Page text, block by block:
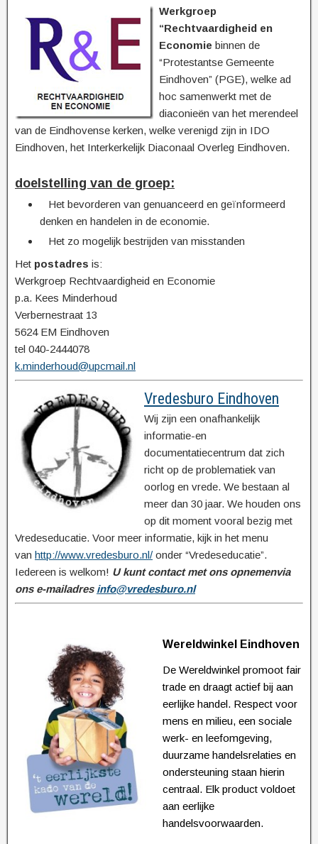
Werkgroep
“Rechtvaardigheid en
Economie binnen de
“Protestantse Gemeente
Eindhoven” (PGE), welke ad
hoc samenwerkt met de
diaconieën van het merendeel
van de Eindhovense kerken, welke verenigd zijn in IDO
Eindhoven, het Interkerkelijk Diaconaal Overleg Eindhoven.
doelstelling van de groep:
Het bevorderen van genuanceerd en geïnformeerd
denken en handelen in de economie.
Het zo mogelijk bestrijden van misstanden
Het postadres is:
Werkgroep Rechtvaardigheid en Economie
p.a. Kees Minderhoud
Verbernestraat 13
5624 EM Eindhoven
tel 040-2444078
k.minderhoud@upcmail.nl
Vredesburo Eindhoven
Wij zijn een onafhankelijk
informatie-en
documentatiecentrum dat zich
richt op de problematiek van
oorlog en vrede. We bestaan al
meer dan 30 jaar. We houden ons
op dit moment vooral bezig met
Vredeseducatie. Voor meer informatie, kijk in het menu
van http://www.vredesburo.nl/ onder “Vredeseducatie”.
Iedereen is welkom! U kunt contact met ons opnemenvia
ons e-mailadres info@vredesburo.nl
Wereldwinkel Eindhoven
De Wereldwinkel promoot fair
trade en draagt actief bij aan
eerlijke handel. Respect voor
mens en milieu, een sociale
werk- en leefomgeving,
duurzame handelsrelaties en
ondersteuning staan hierin
centraal. Elk product voldoet
aan eerlijke
handelsvoorwaarden.